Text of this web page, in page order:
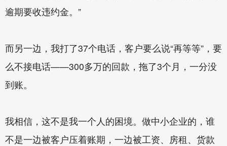
逾期要收违约金。”
而另一边，我打了37个电话，客户要么说“再等等”，要
么不接电话——300多万的回款，拖了3个月，一分没
到账。
我相信，这不是我一个人的困境。做中小企业的，谁
不是一边被客户压着账期，一边被工资、房租、货款